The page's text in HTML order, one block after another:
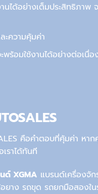
านได้อย่างเต็มประสิทธิภา
ะความคุ้มค่า
พร้อมใช้งานได้อย่างต่อเนื่อ
คือคำตอบที่คุ้มค่า หาก
เราได้ทันที
ด์ XGMA แบรนด์เครื่องจั
ยาง รถขุด รถยกมือสองใน